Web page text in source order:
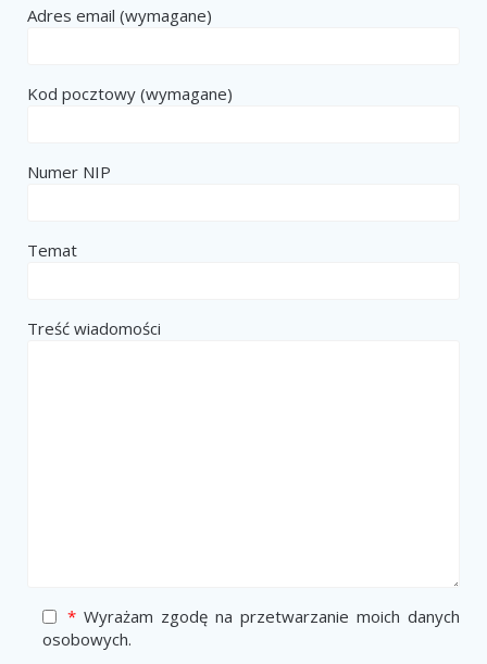
Adres email (wymagane)
Kod pocztowy (wymagane)
Numer NIP
Temat
Treść wiadomości
* Wyrażam zgodę na przetwarzanie moich danych
osobowych.